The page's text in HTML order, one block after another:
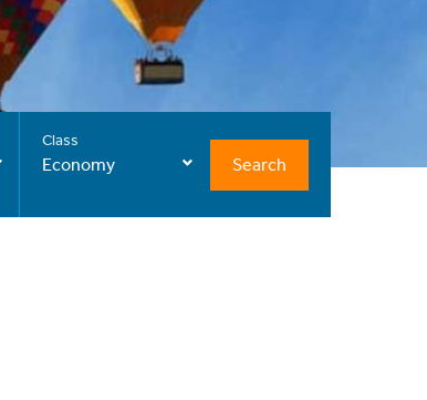
Class
Economy Search